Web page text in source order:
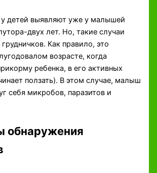
у детей выявляют уже у малышей
двух лет. Но, такие случаи
Как правило, это
возрасте, когда
ребенка, в его активных
ползать). В этом случае, малыш
себя микробов, паразитов и
обнаружения